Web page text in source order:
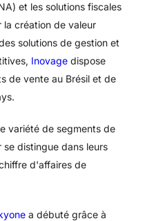
et les solutions fiscales
la création de valeur
solutions de gestion et
Inovage dispose
de vente au Brésil et de
variété de segments de
distingue dans leurs
d'affaires de
a débuté grâce à